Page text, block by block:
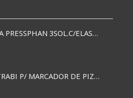
CARPETA PRESSPHAN 3SOL.C/ELAST MARRON A4 P01A
TINTA TRABI P/ MARCADOR DE PIZARRA x30ml AZUL